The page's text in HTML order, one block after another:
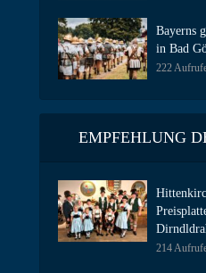
Bayerns
in Bad
222
EMPFEHLUNG
214